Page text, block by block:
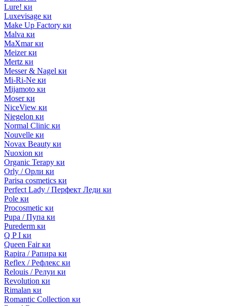
Lure! ки
Luxevisage ки
Make Up Factory ки
Malva ки
MaXmar ки
Meizer ки
Mertz ки
Messer & Nagel ки
Mi-Ri-Ne ки
Mijamoto ки
Moser ки
NiceView ки
Niegelon ки
Normal Clinic ки
Nouvelle ки
Novax Beauty ки
Nuoxion ки
Organic Terapy ки
Orly / Орли ки
Parisa cosmetics ки
Perfect Lady / Перфект Леди ки
Pole ки
Procosmetic ки
Pupa / Пупа ки
Purederm ки
Q P I ки
Queen Fair ки
Rapira / Рапира ки
Reflex / Рефлекс ки
Relouis / Релуи ки
Revolution ки
Rimalan ки
Romantic Collection ки